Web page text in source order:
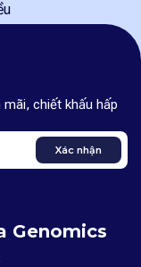
chiết khấu hấp
Xác nhận
Genomics